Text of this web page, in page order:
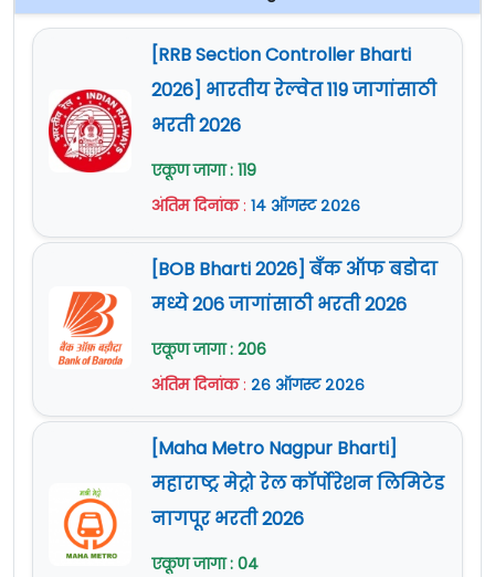
[RRB Section Controller Bharti
2026] भारतीय रेल्वेत 119 जागांसाठी
भरती 2026
एकूण जागा : 119
अंतिम दिनांक: १४ ऑगस्ट २०२६
[BOB Bharti 2026] बँक ऑफ बडोदा
मध्ये 206 जागांसाठी भरती 2026
एकूण जागा : 206
अंतिम दिनांक: २६ ऑगस्ट २०२६
[Maha Metro Nagpur Bharti]
महाराष्ट्र मेट्रो रेल कॉर्पोरेशन लिमिटेड
नागपूर भरती 2026
एकूण जागा : 04